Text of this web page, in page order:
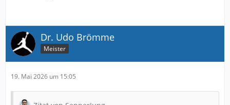
Dr. Udo Brömme
Meister
19. Mai 2026 um 15:05